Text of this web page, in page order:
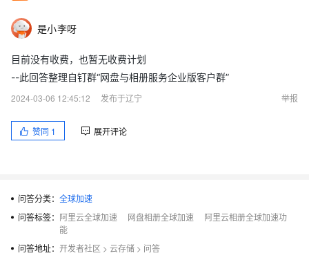
是小李呀
目前没有收费，也暂无收费计划
--此回答整理自钉群“网盘与相册服务企业版客户群”
2024-03-06 12:45:12
发布于辽宁 举报
赞同 1 展开评论
问答分类： 全球加速
问答标签： 阿里云全球加速 网盘相册全球加速
阿里云相册全球加速功
能
问答地址： 开发者社区 > 云存储 > 问答